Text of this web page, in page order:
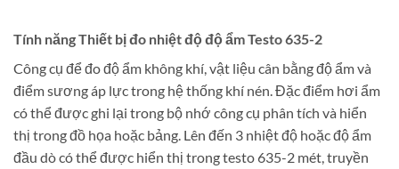
Tính năng Thiết bị đo nhiệt độ độ ẩm Testo 635-2
Công cụ để đo độ ẩm không khí, vật liệu cân bằng độ ẩm và
điểm sương áp lực trong hệ thống khí nén. Đặc điểm hơi ẩm
có thể được ghi lại trong bộ nhớ công cụ phân tích và hiển
thị trong đồ họa hoặc bảng. Lên đến 3 nhiệt độ hoặc độ ẩm
đầu dò có thể được hiển thị trong testo 635-2 mét, truyền